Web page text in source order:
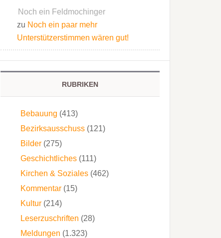
Noch ein Feldmochinger
zu Noch ein paar mehr
Unterstützerstimmen wären gut!
RUBRIKEN
Bebauung (413)
Bezirksausschuss (121)
Bilder (275)
Geschichtliches (111)
Kirchen & Soziales (462)
Kommentar (15)
Kultur (214)
Leserzuschriften (28)
Meldungen (1.323)